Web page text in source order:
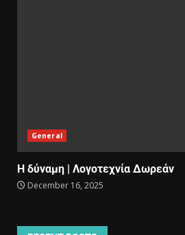
General
Η δύναμη | Λογοτεχνία Δωρεάν
December 16, 2025